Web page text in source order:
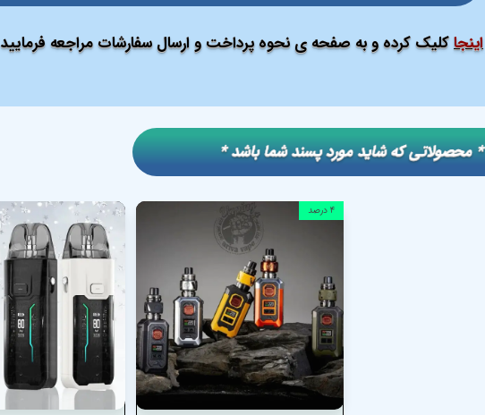
اینجاکلیک کرده و به صفحه ی نحوه پرداخت و ارسال سفارشات مراجعه فرمایید
۴ درصد
​​* محصولاتی که شاید مورد پسند شما باشد *